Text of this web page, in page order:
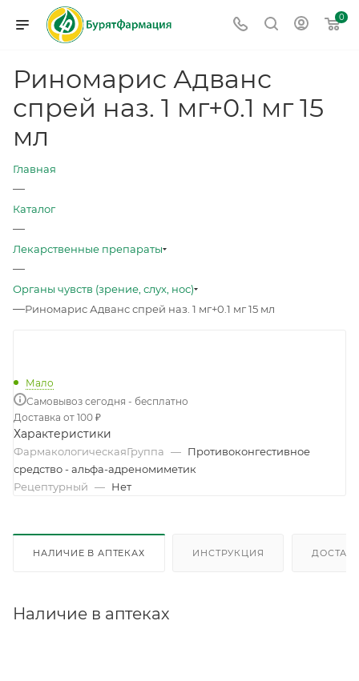
0
Риномарис Адванс
спрей наз. 1 мг+0.1 мг 15
мл
Главная
—
Каталог
—
Лекарственные препараты
—
Органы чувств (зрение, слух, нос)
—Риномарис Адванс спрей наз. 1 мг+0.1 мг 15 мл
Мало
Самовывоз сегодня - бесплатно
Доставка от 100 ₽
Характеристики
ФармакологическаяГруппа — Противоконгестивное
средство - альфа-адреномиметик
Рецептурный — Нет
НАЛИЧИЕ В АПТЕКАХ ИНСТРУКЦИЯ
Наличие в аптеках